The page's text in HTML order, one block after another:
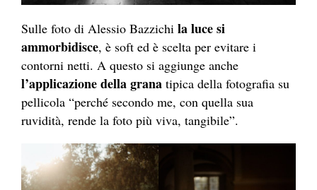
Sulle foto di Alessio Bazzichi la luce si
ammorbidisce, è soft ed è scelta per evitare i
contorni netti. A questo si aggiunge anche
l’applicazione della grana tipica della fotografia su
pellicola “perché secondo me, con quella sua
ruvidità, rende la foto più viva, tangibile”.